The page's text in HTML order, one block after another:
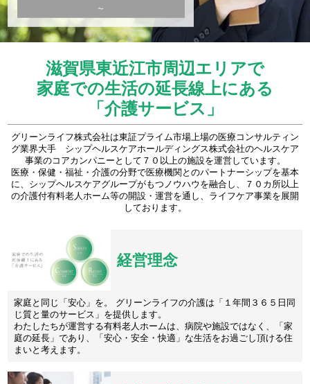
～
滋賀県東近江市周辺エリアで
家庭での生活の延長線上にある
「介護サービス」
グリーンライフ株式会社は東証プライム市場上場の医療コンサルティン
グ業界大手 シップヘルスケアホールディングス株式会社のヘルスケア
事業のコアカンパニーとして７０以上の施設を運営しています。
医療・保健・福祉・介護の分野で医療機関とのパートナーシップを基本
に、シップヘルスケアグループがもつノウハウを融合し、７０カ所以上
の介護付有料老人ホーム等の開設・運営を通し、ライフケア事業を展開
しております。
経営理念
家庭と同じ「安心」を。 グリーンライフの介護は「１年間３６５日同
じ質と量のサービス」を提供します。
わたしたちが運営する有料老人ホームは、病院や施設ではなく、「家
庭の延長」であり、「安心・安全・快適」な生活をお過ごし頂ける住
まいと考えます。